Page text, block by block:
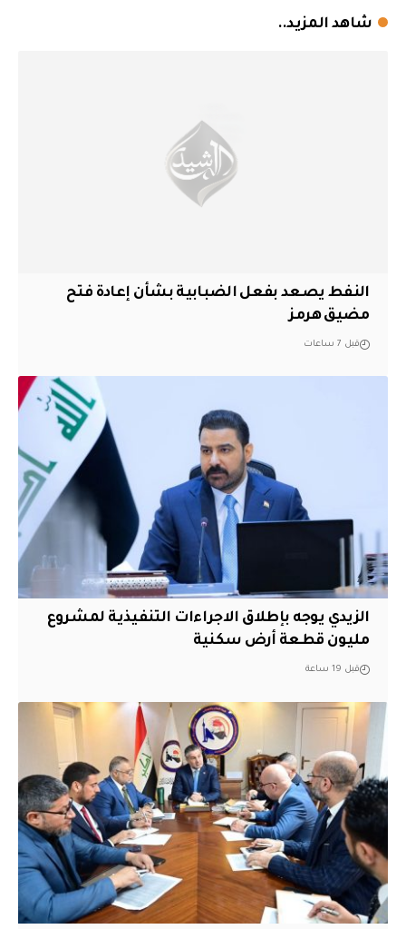
شاهد المزيد..
النفط يصعد بفعل الضبابية بشأن إعادة فتح
مضيق هرمز
قبل 7 ساعات
الزيدي يوجه بإطلاق الاجراءات التنفيذية لمشروع
مليون قطعة أرض سكنية
قبل 19 ساعة